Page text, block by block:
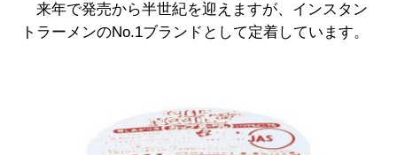
来年で発売から半世紀を迎えますが、インスタン
トラーメンのNo.1ブランドとして定着しています。